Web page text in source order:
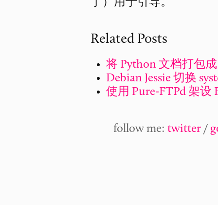
丁）用于引导。
Related Posts
将 Python 文档打包
Debian Jessie 切换
使用 Pure-FTPd 架设
follow me: twitter/